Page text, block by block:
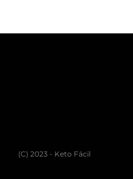
(C) 2023 - Keto Fácil